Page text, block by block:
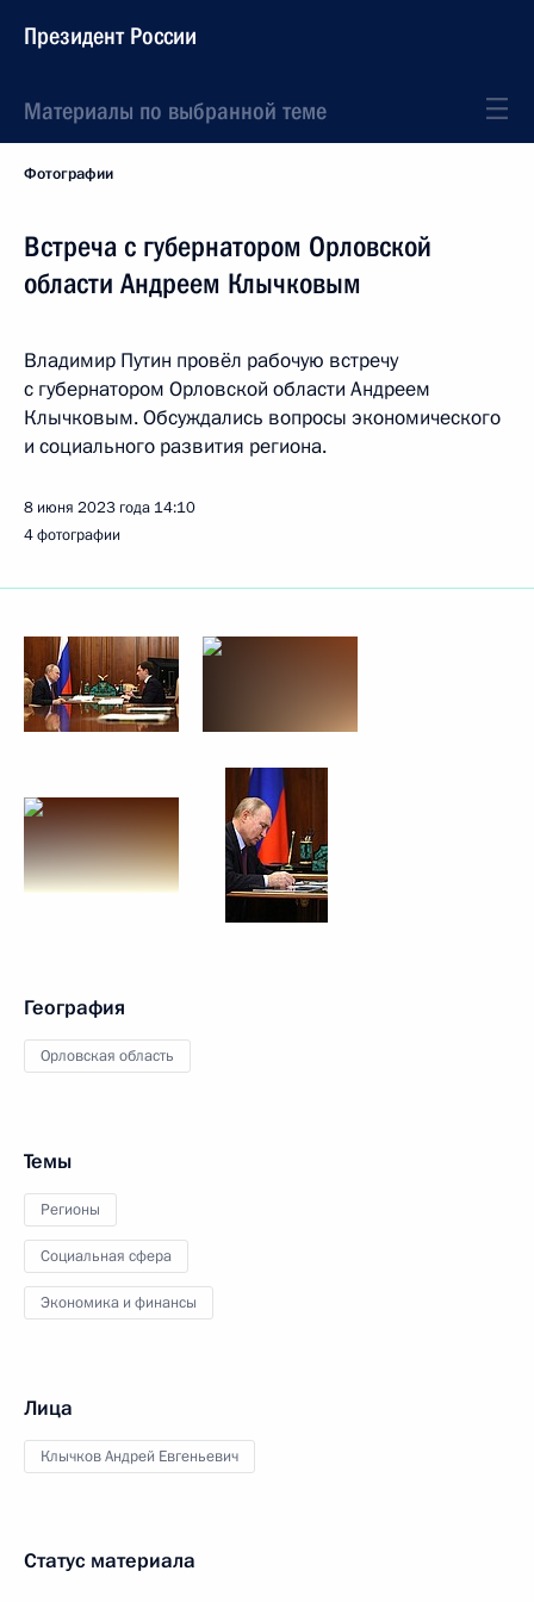
Президент России
Материалы по выбранной теме
Фотографии
Встреча с губернатором Орловской
области Андреем Клычковым
Владимир Путин провёл рабочую встречу
с губернатором Орловской области Андреем
Клычковым. Обсуждались вопросы экономического
и социального развития региона.
8 июня 2023 года 14:10
4 фотографии
География
Орловская область
Темы
Регионы
Социальная сфера
Экономика и финансы
Лица
Клычков Андрей Евгеньевич
Статус материала